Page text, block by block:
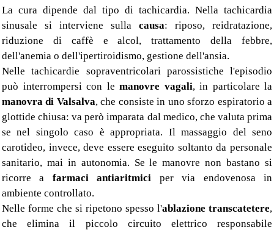
La cura dipende dal tipo di tachicardia. Nella tachicardia
sinusale si interviene sulla causa: riposo, reidratazione,
riduzione di caffè e alcol, trattamento della febbre,
dell'anemia o dell'ipertiroidismo, gestione dell'ansia.
Nelle tachicardie sopraventricolari parossistiche l'episodio
può interrompersi con le manovre vagali, in particolare la
manovra di Valsalva, che consiste in uno sforzo espiratorio a
glottide chiusa: va però imparata dal medico, che valuta prima
se nel singolo caso è appropriata. Il massaggio del seno
carotideo, invece, deve essere eseguito soltanto da personale
sanitario, mai in autonomia. Se le manovre non bastano si
ricorre a farmaci antiaritmici per via endovenosa in
ambiente controllato.
Nelle forme che si ripetono spesso l'ablazione transcatetere,
che elimina il piccolo circuito elettrico responsabile